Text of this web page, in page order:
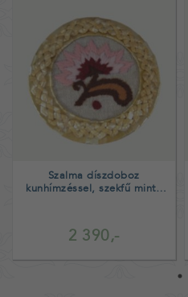
2 390,-
Szalma díszdoboz
kunhímzéssel, szekfű minta